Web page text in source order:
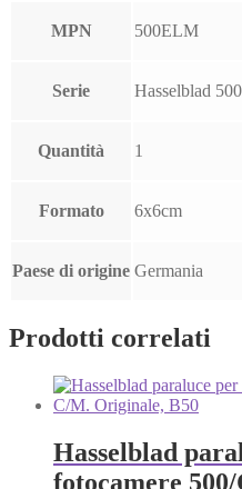
MPN 500ELM
Serie Hasselblad
Quantità 1
Formato 6x6cm
Paese di origine Germania
Prodotti correlati
Hasselblad
fotocamere